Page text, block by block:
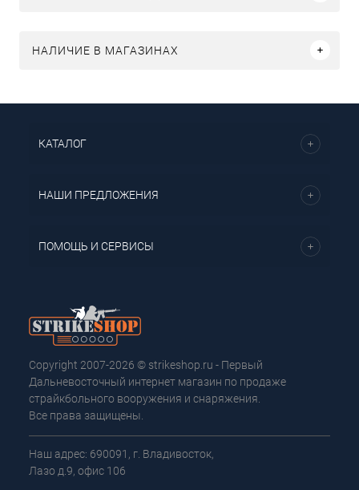
НАЛИЧИЕ В МАГАЗИНАХ
КАТАЛОГ
НАШИ ПРЕДЛОЖЕНИЯ
ПОМОЩЬ И СЕРВИСЫ
Copyright 2007-2026 © strikeshop.ru - Первый
Дальневосточный интернет магазин по продаже
страйкбольного вооружения и снаряжения.
Все права защищены.
Наш адрес: 690091, г. Владивосток,
Лазо д.9, офис 106